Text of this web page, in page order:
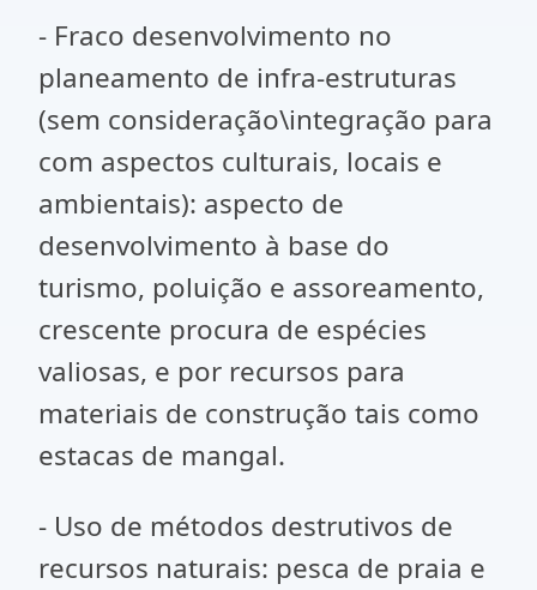
- Fraco desenvolvimento no
planeamento de infra-estruturas
(sem consideração\integração para
com aspectos culturais, locais e
ambientais): aspecto de
desenvolvimento à base do
turismo, poluição e assoreamento,
crescente procura de espécies
valiosas, e por recursos para
materiais de construção tais como
estacas de mangal.
- Uso de métodos destrutivos de
recursos naturais: pesca de praia e